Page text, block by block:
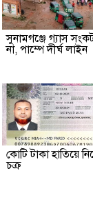
সুনামগঞ্জে গ্যাস
না, পাম্পে দীর্ঘ লাইন
কোটি টাকা হাতিয়ে
চক্র